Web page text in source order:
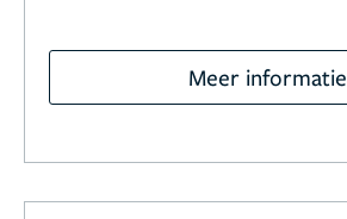
Meer informatie